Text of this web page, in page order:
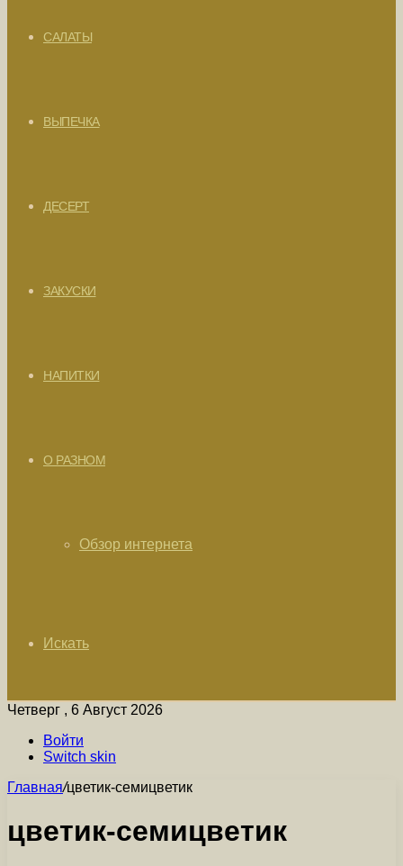
САЛАТЫ
ВЫПЕЧКА
ДЕСЕРТ
ЗАКУСКИ
НАПИТКИ
О РАЗНОМ
Обзор интернета
Искать
Четверг , 6 Август 2026
Войти
Switch skin
Главная/цветик-семицветик
цветик-семицветик